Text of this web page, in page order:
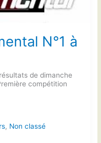
N°1 à
de dimanche
compétition
, Non classé